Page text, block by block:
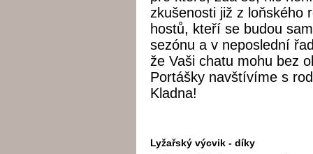
zkušenosti již z loňského
hostů, kteří se budou
sezónu a v neposlední
že Vaši chatu mohu bez
Portášky navštívíme s
Kladna!
Lyžařský výcvik - díky